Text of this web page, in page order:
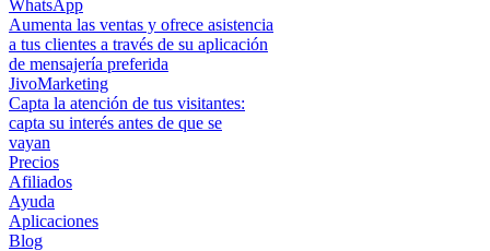
WhatsApp
Aumenta las ventas y ofrece asistencia
a tus clientes a través de su aplicación
de mensajería preferida
JivoMarketing
Capta la atención de tus visitantes:
capta su interés antes de que se
vayan
Precios
Afiliados
Ayuda
Aplicaciones
Blog